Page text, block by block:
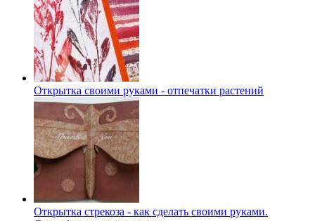
Открытка своими руками - отпечатки растений
Открытка стрекоза - как сделать своими руками.